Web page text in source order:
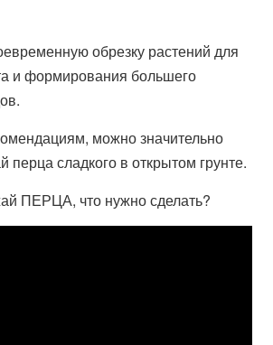
обрезку растений для
и формирования большего
можно значительно
перца сладкого в открытом грунте.
ПЕРЦА, что нужно сделать?